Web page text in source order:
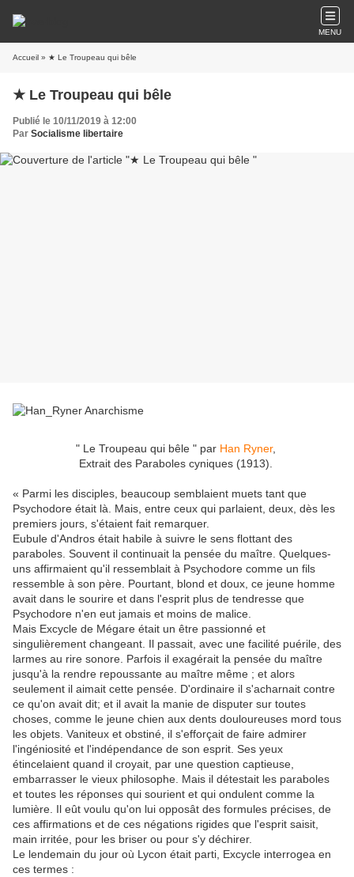
MENU
Accueil » ★ Le Troupeau qui bêle
★ Le Troupeau qui bêle
Publié le 10/11/2019 à 12:00
Par Socialisme libertaire
" Le Troupeau qui bêle " par Han Ryner,
Extrait des Paraboles cyniques (1913).
« Parmi les disciples, beaucoup semblaient muets tant que
Psychodore était là. Mais, entre ceux qui parlaient, deux, dès les
premiers jours, s'étaient fait remarquer.
Eubule d'Andros était habile à suivre le sens flottant des
paraboles. Souvent il continuait la pensée du maître. Quelques-
uns affirmaient qu'il ressemblait à Psychodore comme un fils
ressemble à son père. Pourtant, blond et doux, ce jeune homme
avait dans le sourire et dans l'esprit plus de tendresse que
Psychodore n'en eut jamais et moins de malice.
Mais Excycle de Mégare était un être passionné et
singulièrement changeant. Il passait, avec une facilité puérile, des
larmes au rire sonore. Parfois il exagérait la pensée du maître
jusqu'à la rendre repoussante au maître même ; et alors
seulement il aimait cette pensée. D'ordinaire il s'acharnait contre
ce qu'on avait dit; et il avait la manie de disputer sur toutes
choses, comme le jeune chien aux dents douloureuses mord tous
les objets. Vaniteux et obstiné, il s'efforçait de faire admirer
l'ingéniosité et l'indépendance de son esprit. Ses yeux
étincelaient quand il croyait, par une question captieuse,
embarrasser le vieux philosophe. Mais il détestait les paraboles
et toutes les réponses qui sourient et qui ondulent comme la
lumière. Il eût voulu qu'on lui opposât des formules précises, de
ces affirmations et de ces négations rigides que l'esprit saisit,
main irritée, pour les briser ou pour s'y déchirer.
Le lendemain du jour où Lycon était parti, Excycle interrogea en
ces termes :